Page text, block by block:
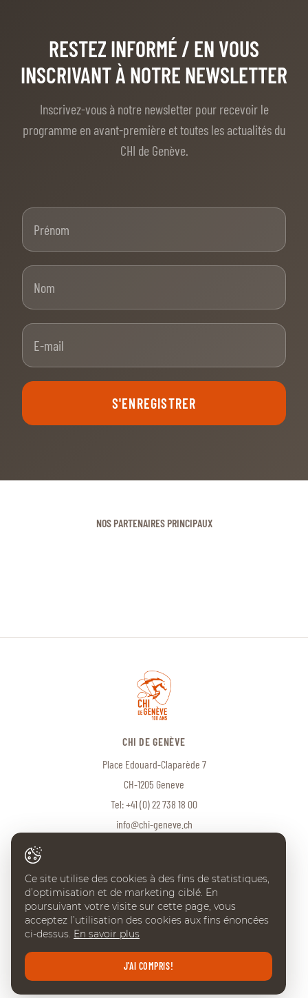
RESTEZ INFORMÉ / EN VOUS
INSCRIVANT À NOTRE NEWSLETTER
Inscrivez-vous à notre newsletter pour recevoir le
programme en avant-première et toutes les actualités du
CHI de Genève.
S'ENREGISTRER
NOS PARTENAIRES PRINCIPAUX
CHI DE GENÈVE
Place Edouard-Claparède 7
CH-1205 Geneve
Tel:+41 (0) 22 738 18 00
info@chi-geneve.ch
© 2026 CHI de Genève. Tous droits réservés
Created with♥byArtionet· Generated with IceCube2.Net
Ce site utilise des cookies à des fins de statistiques,
d’optimisation et de marketing ciblé. En
poursuivant votre visite sur cette page, vous
acceptez l’utilisation des cookies aux fins énoncées
ci-dessus. En savoir plus
J'AI COMPRIS!